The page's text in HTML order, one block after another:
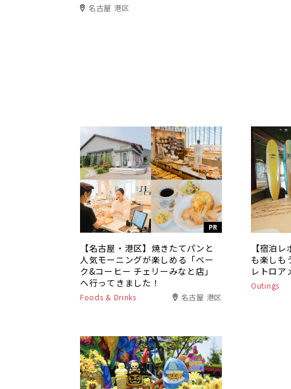
名古屋 港区
PR
【名古屋・港区】焼きたてパンと
人気モーニングが楽しめる「ベー
ク&コーヒー チェリーみなと店」
へ行ってきました！
Foods & Drinks 名古屋 港区
【宿泊
も楽しも
レトロア
Outings